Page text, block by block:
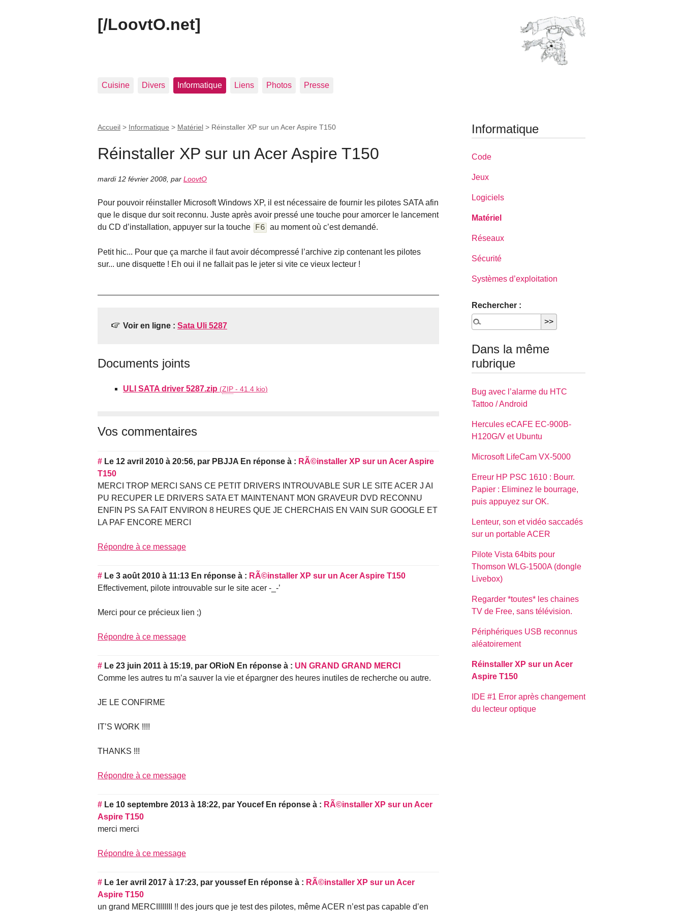
[/LoovtO.net]
Cuisine Divers Informatique Liens Photos Presse
Accueil > Informatique > Matériel > Réinstaller XP sur un Acer Aspire T150
Réinstaller XP sur un Acer Aspire T150
mardi 12 février 2008 par LoovtO
Pour pouvoir réinstaller Microsoft Windows XP, il est nécessaire de fournir les pilotes SATA afin
que le disque dur soit reconnu. Juste après avoir pressé une touche pour amorcer le lancement
du CD d’installation, appuyer sur la touche F6 au moment où c’est demandé.
Petit hic... Pour que ça marche il faut avoir décompressé l’archive zip contenant les pilotes
sur... une disquette ! Eh oui il ne fallait pas le jeter si vite ce vieux lecteur !
Voir en ligne : Sata Uli 5287
Documents joints
ULI SATA driver 5287.zip (ZIP - 41.4 kio)
Vos commentaires
# Le 12 avril 2010 à 20:56, par PBJJA En réponse à : RÃ©installer XP sur un Acer Aspire
T150
MERCI TROP MERCI SANS CE PETIT DRIVERS INTROUVABLE SUR LE SITE ACER J AI
PU RECUPER LE DRIVERS SATA ET MAINTENANT MON GRAVEUR DVD RECONNU
ENFIN PS SA FAIT ENVIRON 8 HEURES QUE JE CHERCHAIS EN VAIN SUR GOOGLE ET
LA PAF ENCORE MERCI
Répondre à ce message
# Le 3 août 2010 à 11:13 En réponse à : RÃ©installer XP sur un Acer Aspire T150
Effectivement, pilote introuvable sur le site acer -_-’
Merci pour ce précieux lien ;)
Répondre à ce message
# Le 23 juin 2011 à 15:19, par ORioN En réponse à : UN GRAND GRAND MERCI
Comme les autres tu m’a sauver la vie et épargner des heures inutiles de recherche ou autre.
JE LE CONFIRME
IT’S WORK !!!!
THANKS !!!
Répondre à ce message
# Le 10 septembre 2013 à 18:22, par Youcef En réponse à : RÃ©installer XP sur un Acer
Aspire T150
merci merci
Répondre à ce message
# Le 1er avril 2017 à 17:23, par youssef En réponse à : RÃ©installer XP sur un Acer
Aspire T150
un grand MERCIIIIIIII !! des jours que je test des pilotes, même ACER n’est pas capable d’en
Informatique
Code
Jeux
Logiciels
Matériel
Réseaux
Sécurité
Systèmes d’exploitation
Rechercher :
Dans la même
rubrique
Bug avec l’alarme du HTC
Tattoo / Android
Hercules eCAFE EC-900B-
H120G/V et Ubuntu
Microsoft LifeCam VX-5000
Erreur HP PSC 1610 : Bourr.
Papier : Eliminez le bourrage,
puis appuyez sur OK.
Lenteur, son et vidéo saccadés
sur un portable ACER
Pilote Vista 64bits pour
Thomson WLG-1500A (dongle
Livebox)
Regarder *toutes* les chaines
TV de Free, sans télévision.
Périphériques USB reconnus
aléatoirement
Réinstaller XP sur un Acer
Aspire T150
IDE #1 Error après changement
du lecteur optique